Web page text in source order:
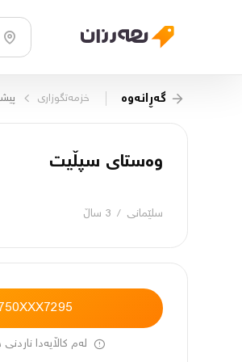
گەڕانەوە خزمەتگوزاری
وەستای سپڵیت
سلێمانی / 3 ساڵ
0750XXX7295
لەم کاڵایەدا ناردنی